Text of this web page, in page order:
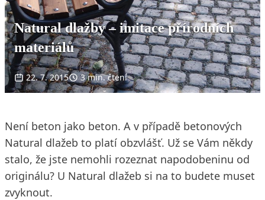
Natural dlažby – imitace přírodních
materiálů
22. 7. 2015 3 min. čtení
Není beton jako beton. A v případě betonových
Natural dlažeb to platí obzvlášť. Už se Vám někdy
stalo, že jste nemohli rozeznat napodobeninu od
originálu? U Natural dlažeb si na to budete muset
zvyknout.